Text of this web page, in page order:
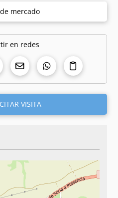
mercado
en redes
VISITA